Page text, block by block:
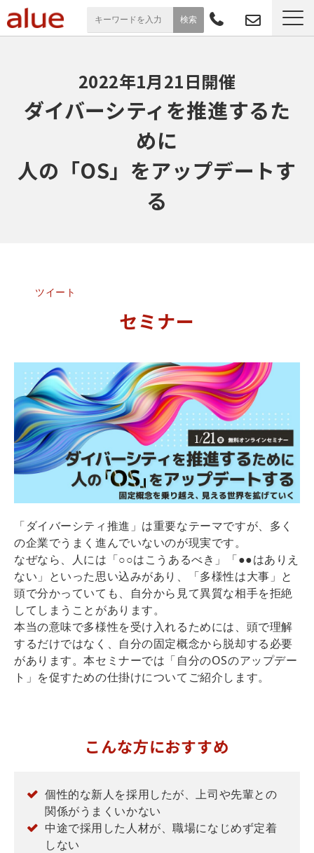
導入事例
お役立ち情報
セミナー
2022年1月21日開催
ダイバーシティを推進するた
めに
人の「OS」をアップデートす
る
ツイート
セミナー
「ダイバーシティ推進」は重要なテーマですが、多く
の企業でうまく進んでいないのが現実です。
なぜなら、人には「○○はこうあるべき」「●●はありえ
ない」といった思い込みがあり、「多様性は大事」と
頭で分かっていても、自分から見て異質な相手を拒絶
してしまうことがあります。
本当の意味で多様性を受け入れるためには、頭で理解
するだけではなく、自分の固定概念から脱却する必要
があります。本セミナーでは「自分のOSのアップデー
ト」を促すための仕掛けについてご紹介します。
こんな方におすすめ
個性的な新人を採用したが、上司や先輩との
関係がうまくいかない
中途で採用した人材が、職場になじめず定着
しない